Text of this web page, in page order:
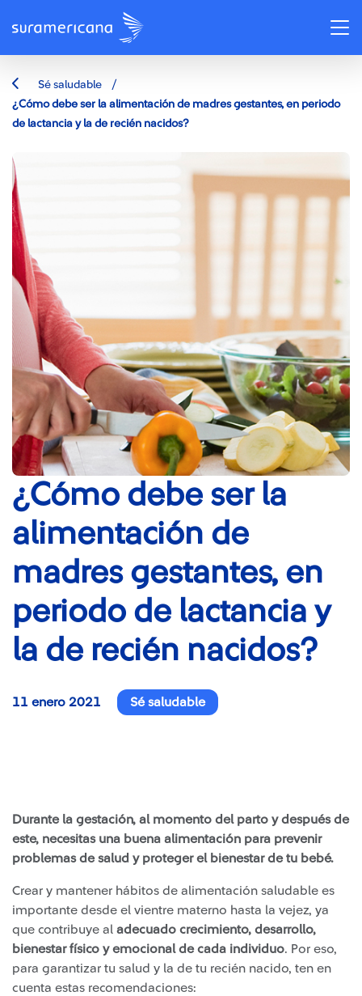
Sé saludable /
¿Cómo debe ser la alimentación de madres gestantes, en periodo
de lactancia y la de recién nacidos?
¿Cómo debe ser la
alimentación de
madres gestantes, en
periodo de lactancia y
la de recién nacidos?
11 enero 2021 Sé saludable
Durante la gestación, al momento del parto y después de
este, necesitas una buena alimentación para prevenir
problemas de salud y proteger el bienestar de tu bebé.
Crear y mantener hábitos de alimentación saludable es
importante desde el vientre materno hasta la vejez, ya
que contribuye al adecuado crecimiento, desarrollo,
bienestar físico y emocional de cada individuo. Por eso,
para garantizar tu salud y la de tu recién nacido, ten en
cuenta estas recomendaciones: